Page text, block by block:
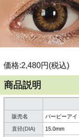
価格:2,480円(税込)
商品説明
商
販売名 バービーアイ
直径(DIA) 15.0mm